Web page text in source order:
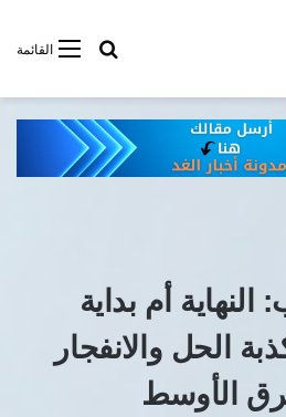
القائمةأبحت فى
النهاية أم بداية
الحل والانفجار
الأوسط